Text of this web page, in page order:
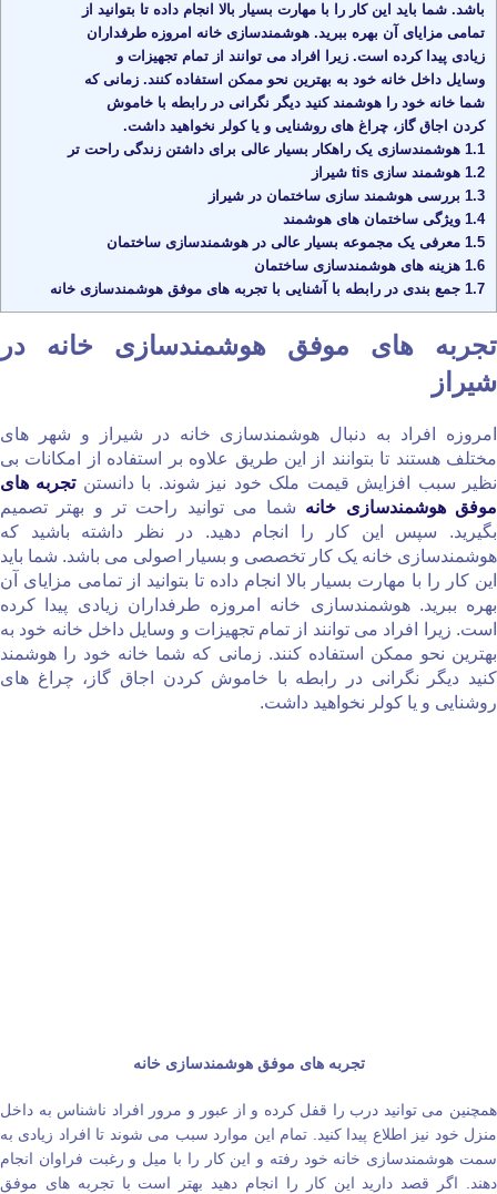
باشد. شما باید این کار را با مهارت بسیار بالا انجام داده تا بتوانید از
تمامی مزایای آن بهره ببرید. هوشمندسازی خانه امروزه طرفداران
زیادی پیدا کرده است. زیرا افراد می‌ توانند از تمام تجهیزات و
وسایل داخل خانه خود به بهترین نحو ممکن استفاده کنند. زمانی که
شما خانه خود را هوشمند کنید دیگر نگرانی در رابطه با خاموش
کردن اجاق گاز، چراغ‌ های روشنایی و یا کولر نخواهید داشت.
1.1 هوشمندسازی یک راهکار بسیار عالی برای داشتن زندگی راحت‌ تر
1.2 هوشمند سازی tis شیراز
1.3 بررسی هوشمند سازی ساختمان در شیراز
1.4 ویژگی ساختمان‌ های هوشمند
1.5 معرفی یک مجموعه بسیار عالی در هوشمندسازی ساختمان
1.6 هزینه‌ های هوشمندسازی ساختمان
1.7 جمع‌ بندی در رابطه با آشنایی با تجربه‌ های موفق هوشمندسازی خانه
تجربه‌ های موفق هوشمندسازی خانه در
شیراز
امروزه افراد به دنبال هوشمندسازی خانه در شیراز و شهر های
مختلف هستند تا بتوانند از این طریق علاوه بر استفاده از امکانات بی‌
نظیر سبب افزایش قیمت ملک خود نیز شوند. با دانستنتجربه‌ های
موفق هوشمندسازی خانه شما می‌ توانید راحت‌ تر و بهتر تصمیم
بگیرید. سپس این کار را انجام دهید. در نظر داشته باشید که
هوشمندسازی خانه یک کار تخصصی و بسیار اصولی می‌ باشد. شما باید
این کار را با مهارت بسیار بالا انجام داده تا بتوانید از تمامی مزایای آن
بهره ببرید. هوشمندسازی خانه امروزه طرفداران زیادی پیدا کرده
است. زیرا افراد می‌ توانند از تمام تجهیزات و وسایل داخل خانه خود به
بهترین نحو ممکن استفاده کنند. زمانی که شما خانه خود را هوشمند
کنید دیگر نگرانی در رابطه با خاموش کردن اجاق گاز، چراغ‌ های
روشنایی و یا کولر نخواهید داشت.
تجربه‌ های موفق هوشمندسازی خانه
همچنین می‌ توانید درب را قفل کرده و از عبور و مرور افراد ناشناس به داخل
منزل خود نیز اطلاع پیدا کنید. تمام این موارد سبب می‌ شوند تا افراد زیادی به
سمت هوشمندسازی خانه خود رفته و این کار را با میل و رغبت فراوان انجام
دهند. اگر قصد دارید این کار را انجام دهید بهتر است با تجربه‌ های موفق